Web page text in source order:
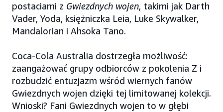
postaciami z Gwiezdnych wojen, takimi jak Darth
Vader, Yoda, księżniczka Leia, Luke Skywalker,
Mandalorian i Ahsoka Tano.
Coca-Cola Australia dostrzegła możliwość:
zaangażować grupy odbiorców z pokolenia Z i
rozbudzić entuzjazm wśród wiernych fanów
Gwiezdnych wojen dzięki tej limitowanej kolekcji.
Wnioski? Fani Gwiezdnych wojen to w głębi